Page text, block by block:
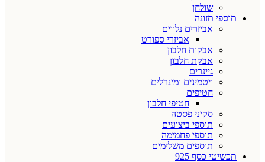
שולחן
תוספי תזונה
אביזרים נלווים
אביזרי ספורט
אבקות חלבון
אבקת חלבון
גיינרים
ויטמינים ומינרלים
חטיפים
חטיפי חלבון
סקיני פסטה
תוספי ביצועים
תוספי פחמימה
תוספים משלימים
תכשיטי כסף 925